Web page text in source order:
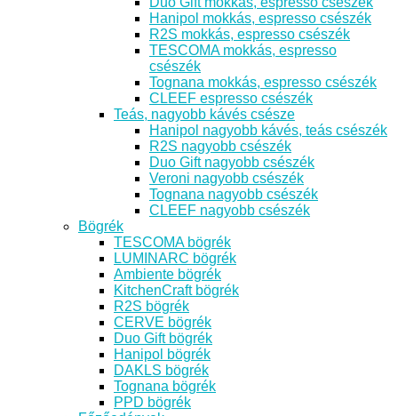
Hanipol mokkás, espresso csészék
R2S mokkás, espresso csészék
TESCOMA mokkás, espresso
csészék
Tognana mokkás, espresso csészék
CLEEF espresso csészék
Teás, nagyobb kávés csésze
Hanipol nagyobb kávés, teás csészék
R2S nagyobb csészék
Duo Gift nagyobb csészék
Veroni nagyobb csészék
Tognana nagyobb csészék
CLEEF nagyobb csészék
Bögrék
TESCOMA bögrék
LUMINARC bögrék
Ambiente bögrék
KitchenCraft bögrék
R2S bögrék
CERVE bögrék
Duo Gift bögrék
Hanipol bögrék
DAKLS bögrék
Tognana bögrék
PPD bögrék